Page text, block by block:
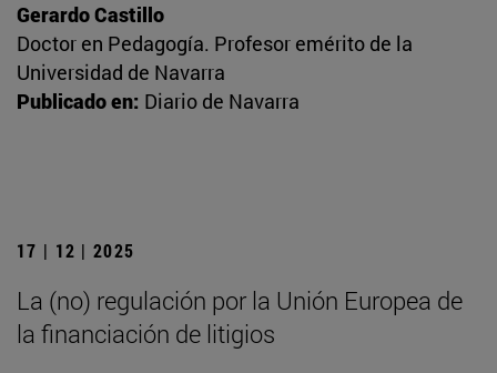
Gerardo Castillo
Doctor en Pedagogía. Profesor emérito de la
Universidad de Navarra
Publicado en: Diario de Navarra
17 | 12 | 2025
La (no) regulación por la Unión Europea de
la financiación de litigios